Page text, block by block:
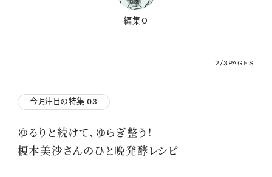
編集O
2/3PAGES
今月注目の特集 03
ゆるりと続けて、ゆらぎ整う！
榎本美沙さんのひと晩発酵レシピ